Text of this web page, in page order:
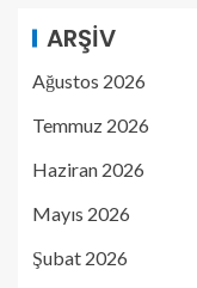
ARŞIV
Ağustos 2026
Temmuz 2026
Haziran 2026
Mayıs 2026
Şubat 2026